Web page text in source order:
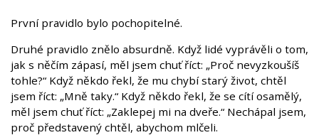
První pravidlo bylo pochopitelné.
Druhé pravidlo znělo absurdně. Když lidé vyprávěli o tom,
jak s něčím zápasí, měl jsem chuť říct: „Proč nevyzkoušíš
tohle?“ Když někdo řekl, že mu chybí starý život, chtěl
jsem říct: „Mně taky.“ Když někdo řekl, že se cítí osamělý,
měl jsem chuť říct: „Zaklepej mi na dveře.“ Nechápal jsem,
proč představený chtěl, abychom mlčeli.